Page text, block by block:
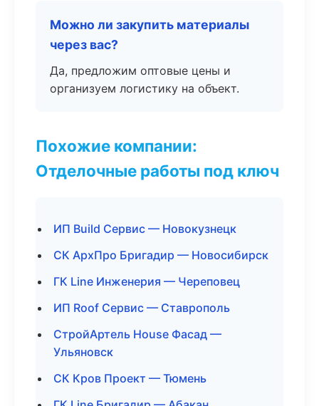
Можно ли закупить материалы
через вас?
Да, предложим оптовые цены и
организуем логистику на объект.
Похожие компании:
Отделочные работы под ключ
ИП Build Сервис — Новокузнецк
СК АрхПро Бригадир — Новосибирск
ГК Line Инженерия — Череповец
ИП Roof Сервис — Ставрополь
СтройАртель House Фасад —
Ульяновск
СК Кров Проект — Тюмень